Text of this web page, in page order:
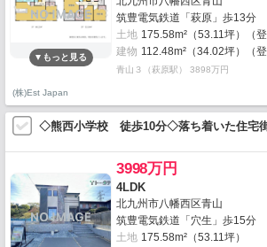
筑豊電気鉄道「萩原」歩13分
土地 175.58m²（53.11坪）（登
建物 112.48m²（34.02坪）（登
青山３（萩原駅） 3898万円
(株)Est Japan
◇熊西小学校 徒歩10分◇落ち着いた住宅
3998万円
4LDK
北九州市八幡西区青山
筑豊電気鉄道「穴生」歩15分
土地 175.58m²（53.11坪）